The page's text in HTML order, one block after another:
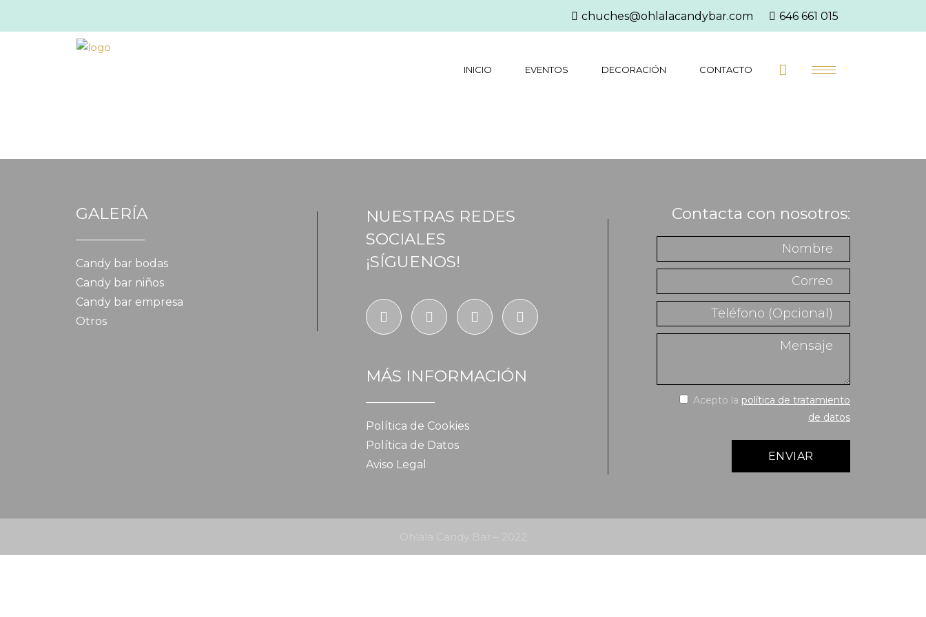
chuches@ohlalacandybar.com 646 661 015
INICIO EVENTOS DECORACIÓN CONTACTO
GALERÍA
Candy bar bodas
Candy bar niños
Candy bar empresa
Otros
NUESTRAS REDES
SOCIALES
¡SÍGUENOS!
MÁS INFORMACIÓN
Política de Cookies
Política de Datos
Aviso Legal
Contacta con nosotros:
Acepto la política de tratamiento
de datos